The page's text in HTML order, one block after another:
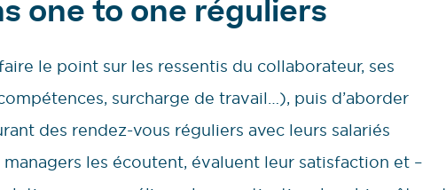
one to one réguliers
le point sur les ressentis du collaborateur, ses
surcharge de travail…), puis d’aborder
des rendez-vous réguliers avec leurs salariés
les écoutent, évaluent leur satisfaction et –